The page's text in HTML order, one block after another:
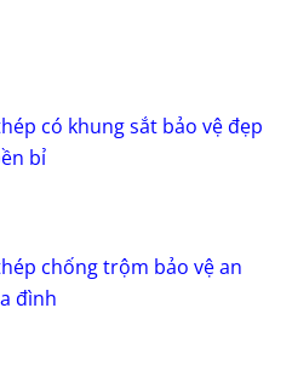
có khung sắt bảo vệ đẹp
bỉ
chống trộm bảo vệ an
đình